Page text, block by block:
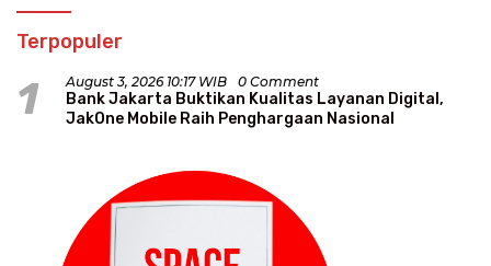
Terpopuler
1 August 3, 2026 10:17 WIB 0 Comment
Bank Jakarta Buktikan Kualitas Layanan Digital,
JakOne Mobile Raih Penghargaan Nasional